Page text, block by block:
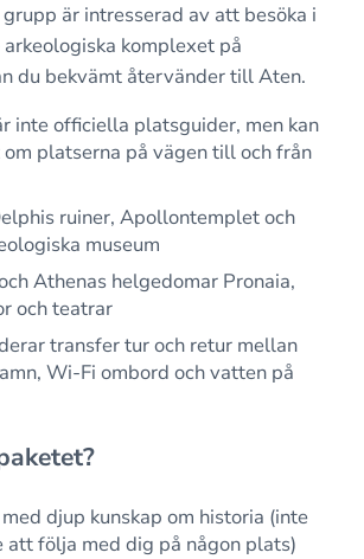
är intresserad av att besöka i
komplexet på
du bekvämt återvänder till Aten.
inte officiella platsguider, men kan
platserna på vägen till och från
ruiner, Apollontemplet och
museum
Athenas helgedomar Pronaia,
och teatrar
transfer tur och retur mellan
Wi-Fi ombord och vatten på
djup kunskap om historia (inte
att följa med dig på någon plats)